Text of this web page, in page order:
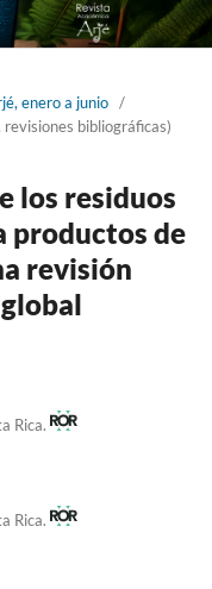
enero a junio /
bibliográficas)
los residuos
productos de
revisión
Rica.
Rica.